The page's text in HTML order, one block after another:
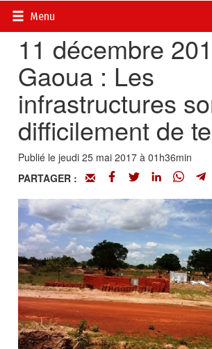
Menu
Accueil>
11 décembre
Gaoua : Les
infrastructures
difficilement de
Publié le jeudi 25 mai 2017 à 01h36min
PARTAGER :